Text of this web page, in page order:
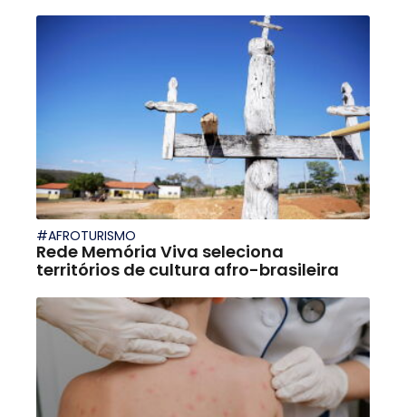
#AFROTURISMO
Rede Memória Viva seleciona
territórios de cultura afro-brasileira